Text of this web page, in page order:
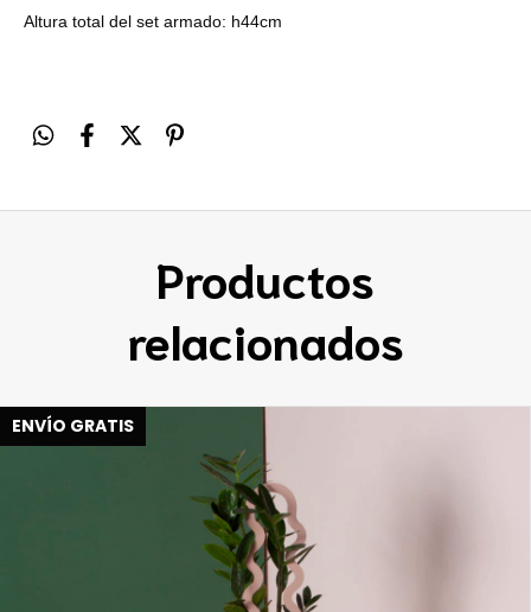
Altura total del set armado: h44cm
Productos
relacionados
ENVÍO GRATIS